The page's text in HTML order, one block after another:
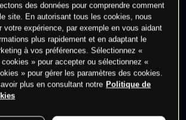
Commencez à trader
indicatifs.Connectez-vous pour voir les
du marché.
des données pour comprendre comment
site. En autorisant tous les cookies, nous
votre expérience, par exemple en vous aidant
plus rapidement et en adaptant le
à vos préférences. Sélectionnez «
» pour accepter ou sélectionnez «
» pour gérer les paramètres des cookies.
plus en consultant notre Politique de